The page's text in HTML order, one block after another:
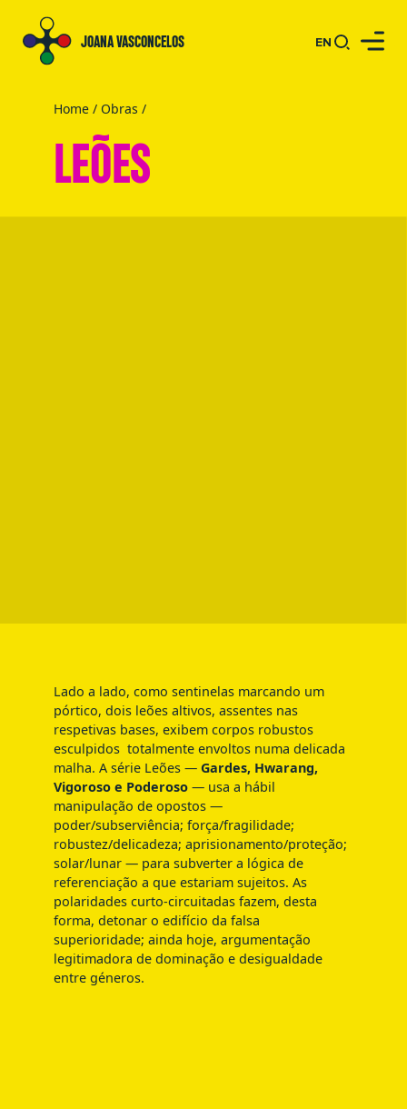
JOANA VASCONCELOS EN
Home / Obras /
LEÕES
Lado a lado, como sentinelas marcando um
pórtico, dois leões altivos, assentes nas
respetivas bases, exibem corpos robustos
esculpidos totalmente envoltos numa delicada
malha. A série Leões — Gardes, Hwarang,
Vigoroso e Poderoso — usa a hábil
manipulação de opostos —
poder/subserviência; força/fragilidade;
robustez/delicadeza; aprisionamento/proteção;
solar/lunar — para subverter a lógica de
referenciação a que estariam sujeitos. As
polaridades curto-circuitadas fazem, desta
forma, detonar o edifício da falsa
superioridade; ainda hoje, argumentação
legitimadora de dominação e desigualdade
entre géneros.